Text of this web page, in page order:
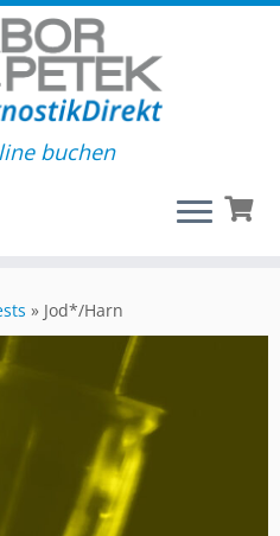
buchen
» Jod*/Harn